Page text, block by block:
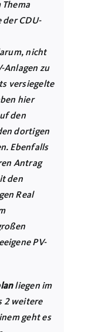
der CDU-
nicht
Anlagen zu
versiegelte
hier
den
dortigen
Ebenfalls
Antrag
den
Real
PV-
liegen im
2 weitere
geht es